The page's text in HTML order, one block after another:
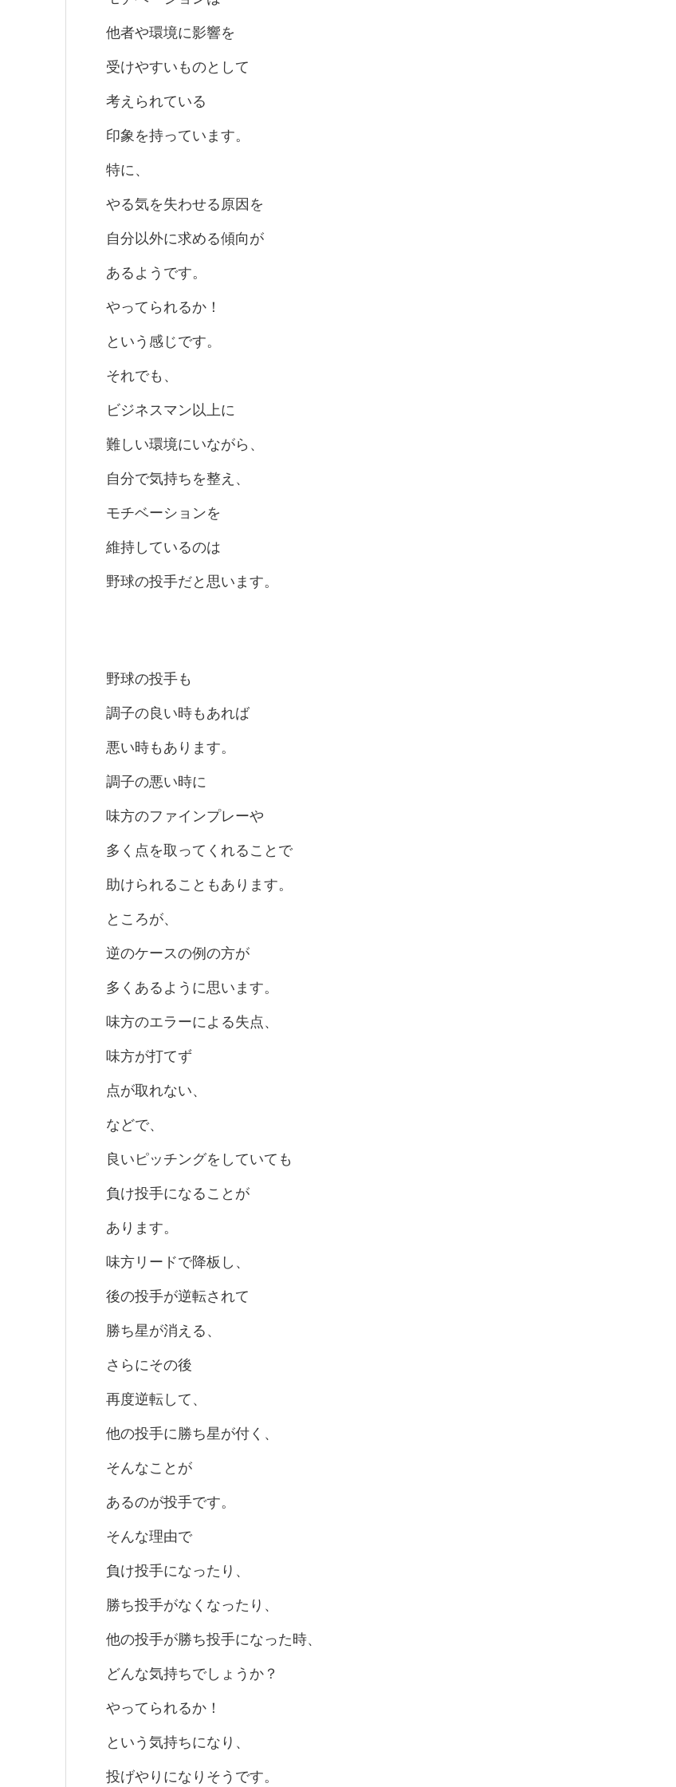
他者や環境に影響を
受けやすいものとして
考えられている
印象を持っています。
特に、
やる気を失わせる原因を
自分以外に求める傾向が
あるようです。
やってられるか！
という感じです。
それでも、
ビジネスマン以上に
難しい環境にいながら、
自分で気持ちを整え、
モチベーションを
維持しているのは
野球の投手だと思います。
野球の投手も
調子の良い時もあれば
悪い時もあります。
調子の悪い時に
味方のファインプレーや
多く点を取ってくれることで
助けられることもあります。
ところが、
逆のケースの例の方が
多くあるように思います。
味方のエラーによる失点、
味方が打てず
点が取れない、
などで、
良いピッチングをしていても
負け投手になることが
あります。
味方リードで降板し、
後の投手が逆転されて
勝ち星が消える、
さらにその後
再度逆転して、
他の投手に勝ち星が付く、
そんなことが
あるのが投手です。
そんな理由で
負け投手になったり、
勝ち投手がなくなったり、
他の投手が勝ち投手になった時、
どんな気持ちでしょうか？
やってられるか！
という気持ちになり、
投げやりになりそうです。